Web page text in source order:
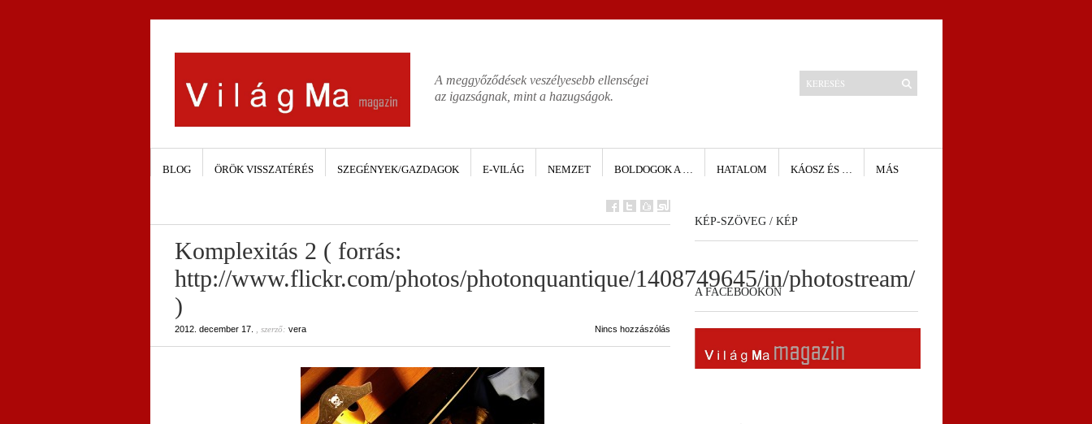
A meggyőződések veszélyesebb ellenségei
az igazságnak, mint a hazugságok.
BLOG ÖRÖK VISSZATÉRÉS SZEGÉNYEK/GAZDAGOK E-VILÁG NEMZET BOLDOGOK A … HATALOM KÁOSZ ÉS … MÁS
Komplexitás 2 ( forrás:
http://www.flickr.com/photos/photonquantique/1408749645/in/photostream/
)
2012. december 17. , szerző: vera Nincs hozzászólás
KÉP-SZÖVEG / KÉP
A FACEBOOKON